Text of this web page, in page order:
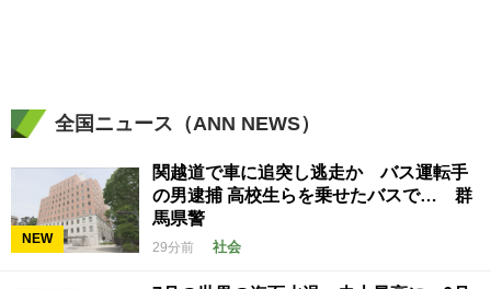
全国ニュース（ANN NEWS）
NEW
関越道で車に追突し逃走か バス運転手
の男逮捕 高校生らを乗せたバスで… 群
馬県警
29分前 社会